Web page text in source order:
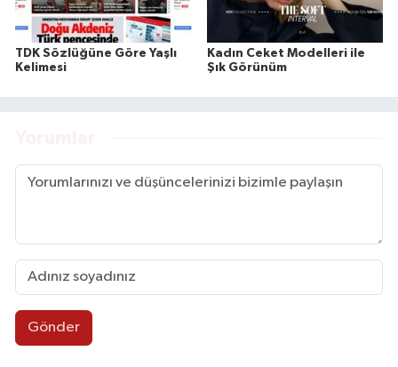
TDK Sözlüğüne Göre Yaşlı
Kelimesi
Kadın Ceket Modelleri ile
Şık Görünüm
Gönder